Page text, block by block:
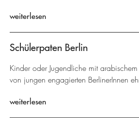
weiterlesen
Schülerpaten Berlin
Kinder oder Jugendliche mit
von jungen engagierten BerlinerInnen
weiterlesen